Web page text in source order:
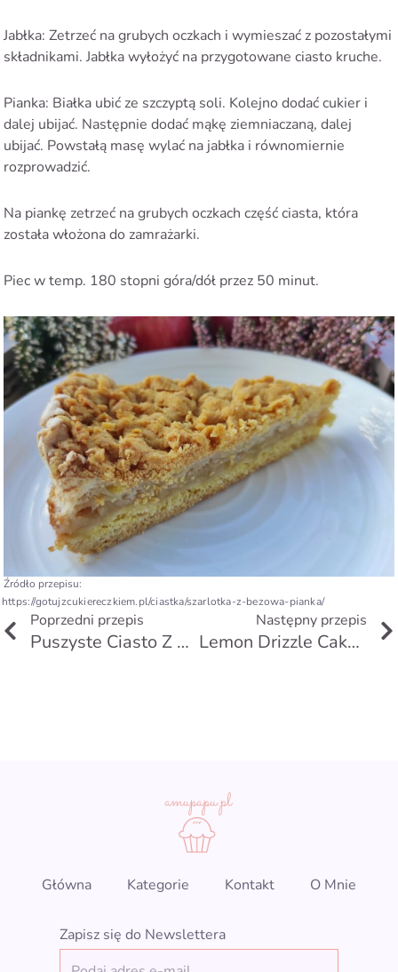
Jabłka: Zetrzeć na grubych oczkach i wymieszać z pozostałymi
składnikami. Jabłka wyłożyć na przygotowane ciasto kruche.
Pianka: Białka ubić ze szczyptą soli. Kolejno dodać cukier i
dalej ubijać. Następnie dodać mąkę ziemniaczaną, dalej
ubijać. Powstałą masę wylać na jabłka i równomiernie
rozprowadzić.
Na piankę zetrzeć na grubych oczkach część ciasta, która
została włożona do zamrażarki.
Piec w temp. 180 stopni góra/dół przez 50 minut.
Źródło przepisu:
https://gotujzcukiereczkiem.pl/ciastka/szarlotka-z-bezowa-pianka/
Prev
Poprzedni przepis
Puszyste Ciasto Z Owocami
Następny przepis
Lemon Drizzle Cake – Wilgotne Ciasto Cytrynowe
Główna Kategorie Kontakt O Mnie
Zapisz się do Newslettera